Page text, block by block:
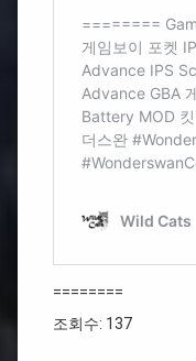
========
조회수: 137